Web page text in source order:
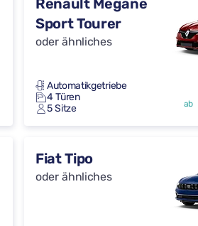
Renault Megane
Sport Tourer
oder ähnliches
Automatikgetriebe
4 Türen
5 Sitze
ab
Fiat Tipo
oder ähnliches